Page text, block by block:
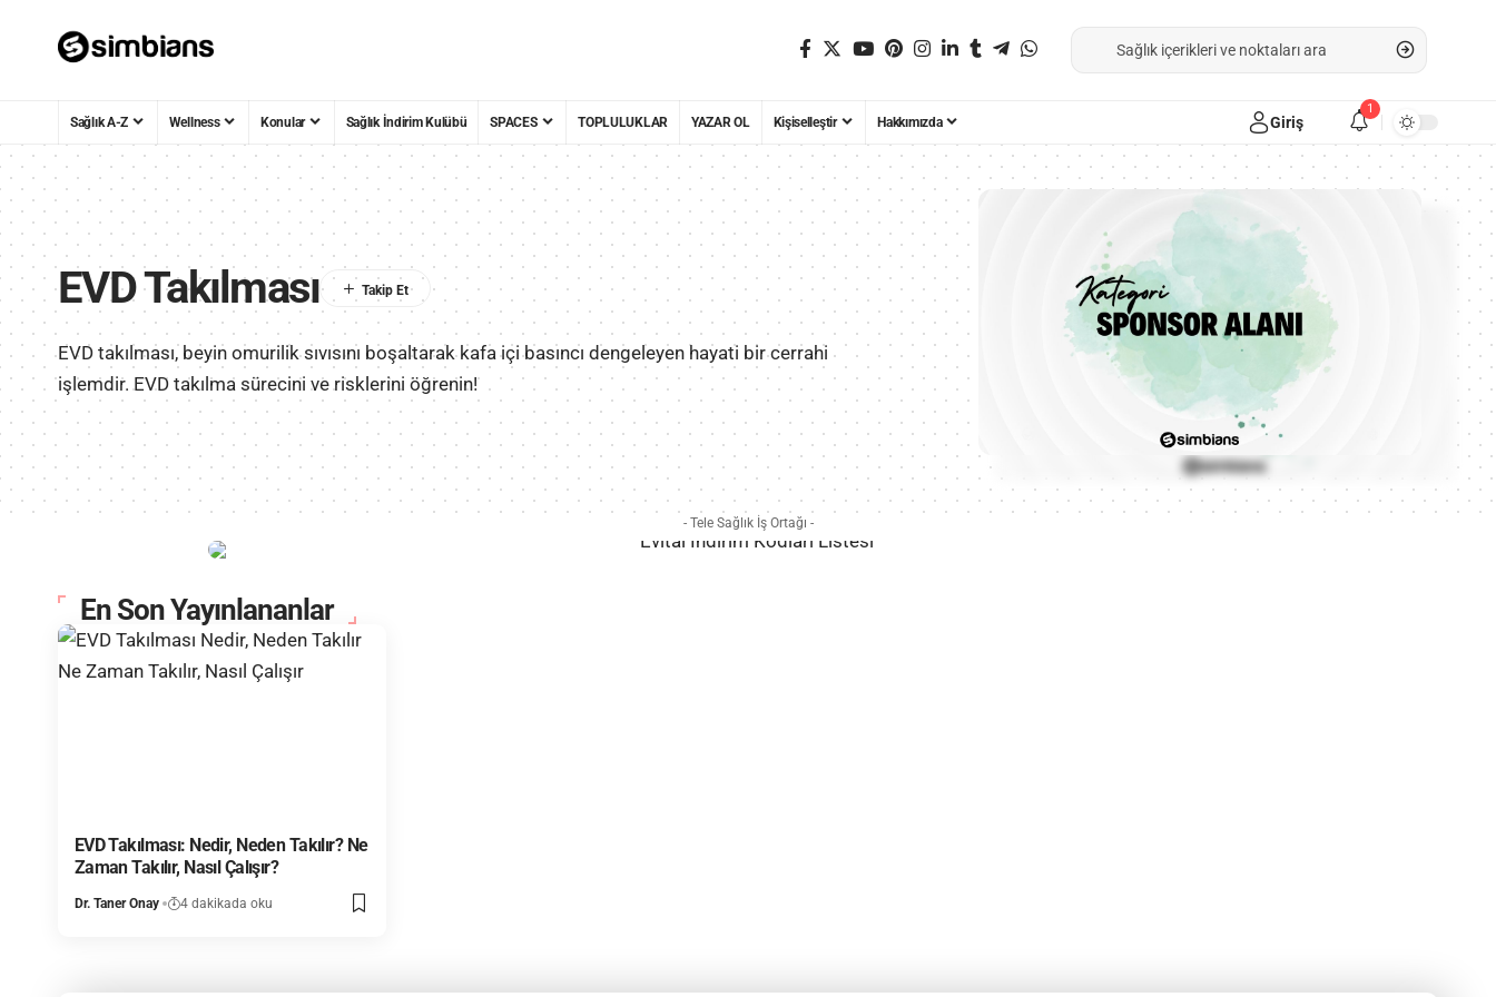
Sağlık A-Z Wellness Konular Sağlık İndirim Kulübü SPACES TOPLULUKLAR YAZAR OL Kişiselleştir Hakkımızda Giriş
1
EVD Takılması
EVD takılması, beyin omurilik sıvısını boşaltarak kafa içi basıncı dengeleyen hayati bir cerrahi
işlemdir. EVD takılma sürecini ve risklerini öğrenin!
- Tele Sağlık İş Ortağı -
En Son Yayınlananlar
EVD Takılması: Nedir, Neden Takılır? Ne
Zaman Takılır, Nasıl Çalışır?
Dr. Taner Onay 4 dakikada oku